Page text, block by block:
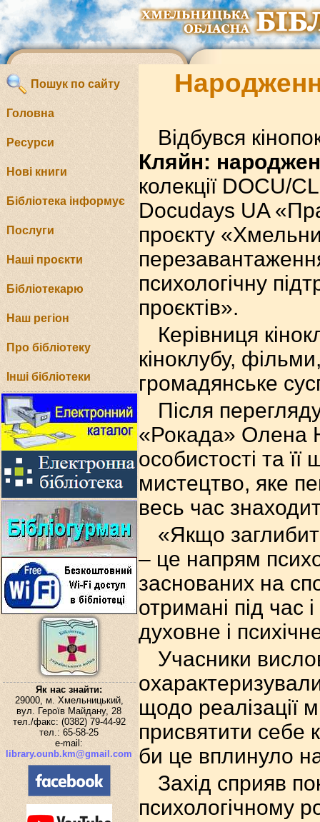
Пошук по сайту
Головна
Ресурси
Нові книги
Бібліотека інформує
Послуги
Наші проєкти
Бібліотекарю
Наш регіон
Про бібліотеку
Інші бібліотеки
Як нас знайти:
29000, м. Хмельницький,
вул. Героїв Майдану, 28
тел./факс: (0382) 79-44-92
тел.: 65-58-25
e-mail:
library.ounb.km@gmail.com
Відбувся
Кляйн:
колекції DOCU/
Docudays UA
проєкту
психологічну
проєктів».
Керівниця
кіноклубу,
громадянське
Після
«Рокада» Олена
особистості та
мистецтво, яке
весь час
«Якщо
– це напрям
заснованих на
отримані під час
духовне і
Учасники
щодо реалізації
присвятити себе
би це вплинуло
Захід сприяв
психологічному